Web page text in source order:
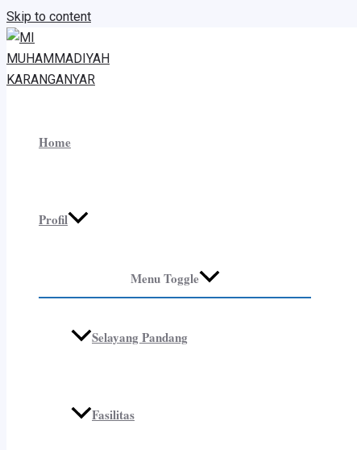
Skip to content
Home
Profil
Menu Toggle
Selayang Pandang
Fasilitas